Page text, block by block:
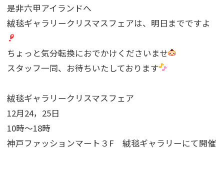
是非六甲アイランドへ
絨毯ギャラリークリスマスフェアは、明日までですよ
ちょっと気分転換におでかけくださいませ
スタッフ一同、お待ちいたしております
絨毯ギャラリークリスマスフェア
12月24，25日
10時〜18時
神戸ファッションマート３F 絨毯ギャラリーにて開催